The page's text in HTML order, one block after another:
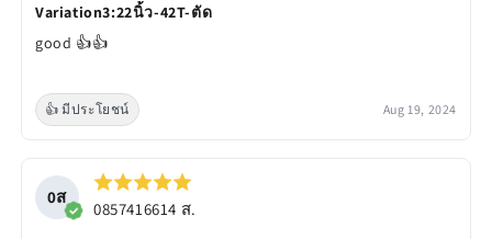
Variation3:22นิ้ว-42T-ตัด
good 👍👍
👍 มีประโยชน์ Aug 19, 2024
0ส
0857416614 ส.